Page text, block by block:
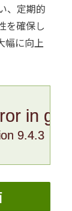
、定期的
を確保し
幅に向上
in
9.4.3